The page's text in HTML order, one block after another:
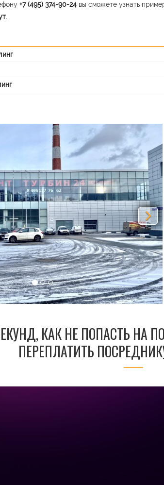
+7 (495) 374-90-24 вы сможете узнать
КАК НЕ ПОПАСТЬ НА
ПЕРЕПЛАТИТЬ